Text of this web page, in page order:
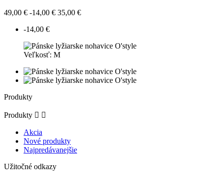
49,00 € -14,00 € 35,00 €
-14,00 €
Veľkosť: M
Produkty
Produkty  
Akcia
Nové produkty
Najpredávanejšie
Užitočné odkazy